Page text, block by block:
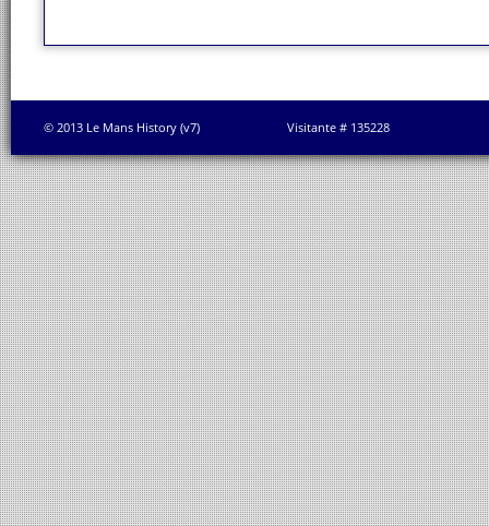
© 2013 Le Mans History (v7) Visitante # 135228